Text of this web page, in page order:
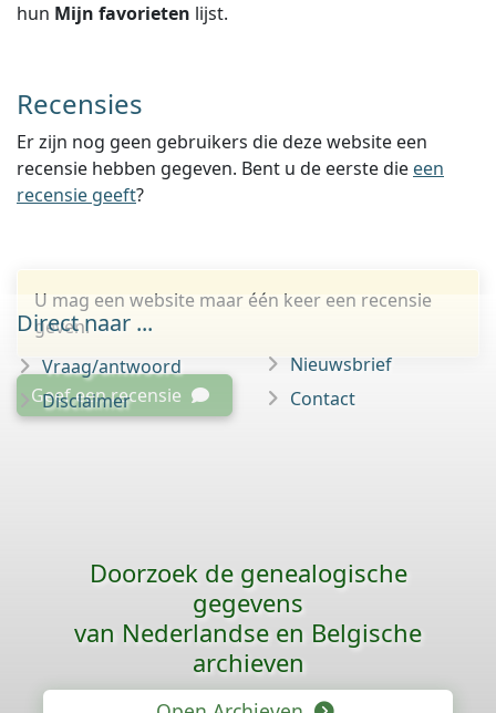
hun Mijn favorieten lijst.
Recensies
Er zijn nog geen gebruikers die deze website een
recensie hebben gegeven. Bent u de eerste die een
recensie geeft?
U mag een website maar één keer een recensie
geven.
Geef een recensie
Direct naar ...
Vraag/antwoord
Disclaimer
Nieuwsbrief
Contact
Doorzoek de genealogische
gegevens
van Nederlandse en Belgische
archieven